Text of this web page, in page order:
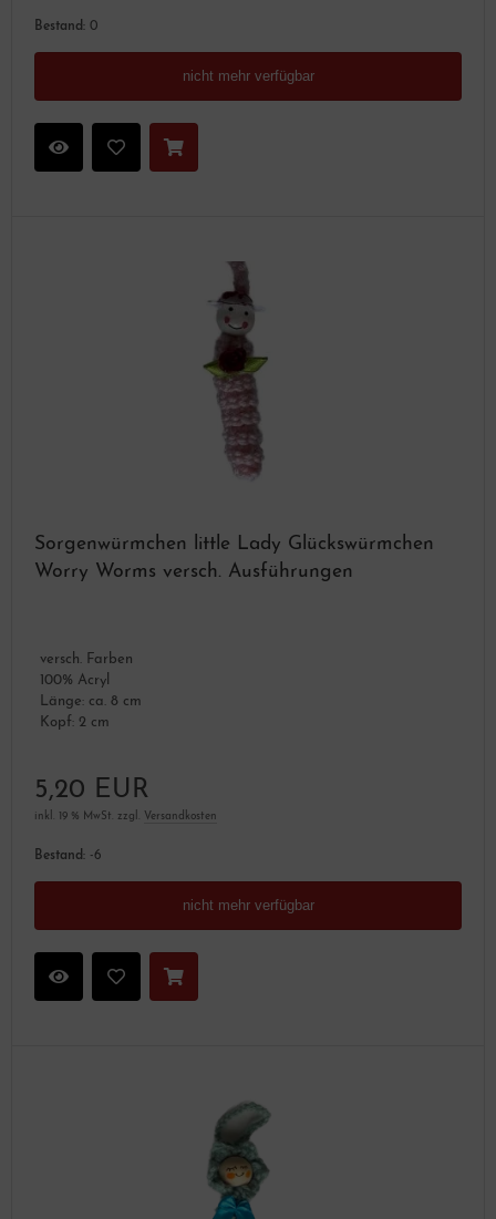
Bestand: 0
nicht mehr verfügbar
Sorgenwürmchen little Lady Glückswürmchen
Worry Worms versch. Ausführungen
versch. Farben
100% Acryl
Länge: ca. 8 cm
Kopf: 2 cm
5,20 EUR
inkl. 19 % MwSt. zzgl. Versandkosten
Bestand: -6
nicht mehr verfügbar